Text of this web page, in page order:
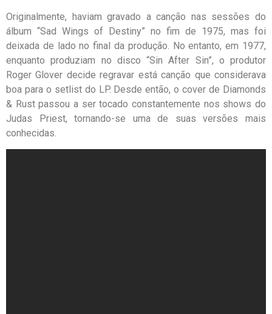
Originalmente, haviam gravado a canção nas sessões do
álbum “Sad Wings of Destiny” no fim de 1975, mas foi
deixada de lado no final da produção. No entanto, em 1977,
enquanto produziam no disco “Sin After Sin”, o produtor
Roger Glover decide regravar está canção que considerava
boa para o setlist do LP. Desde então, o cover de Diamonds
& Rust passou a ser tocado constantemente nos shows do
Judas Priest, tornando-se uma de suas versões mais
conhecidas.